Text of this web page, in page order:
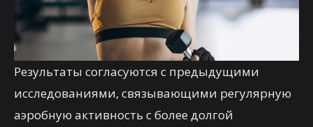
Результаты согласуются с предыдущими
исследованиями, связывающими регулярную
аэробную активность с более долгой